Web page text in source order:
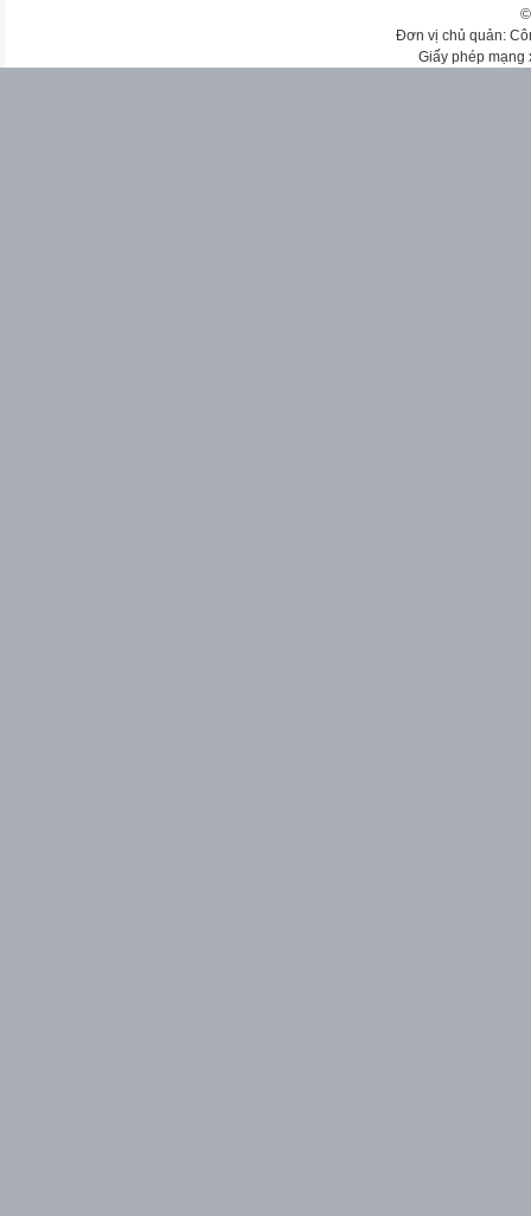
Đơn vị chủ quản:
Giấy phép mạng